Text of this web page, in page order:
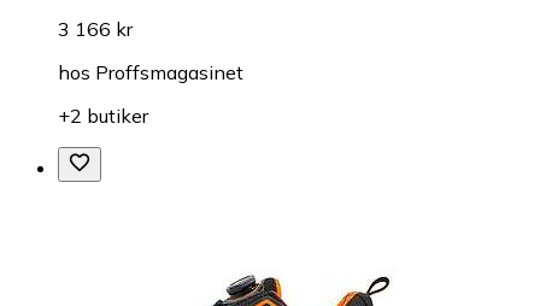
3 166 kr
hos Proffsmagasinet
+2 butiker